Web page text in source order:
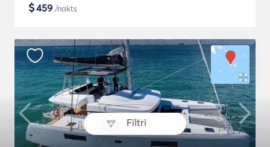
Filtri
$459 /nakts